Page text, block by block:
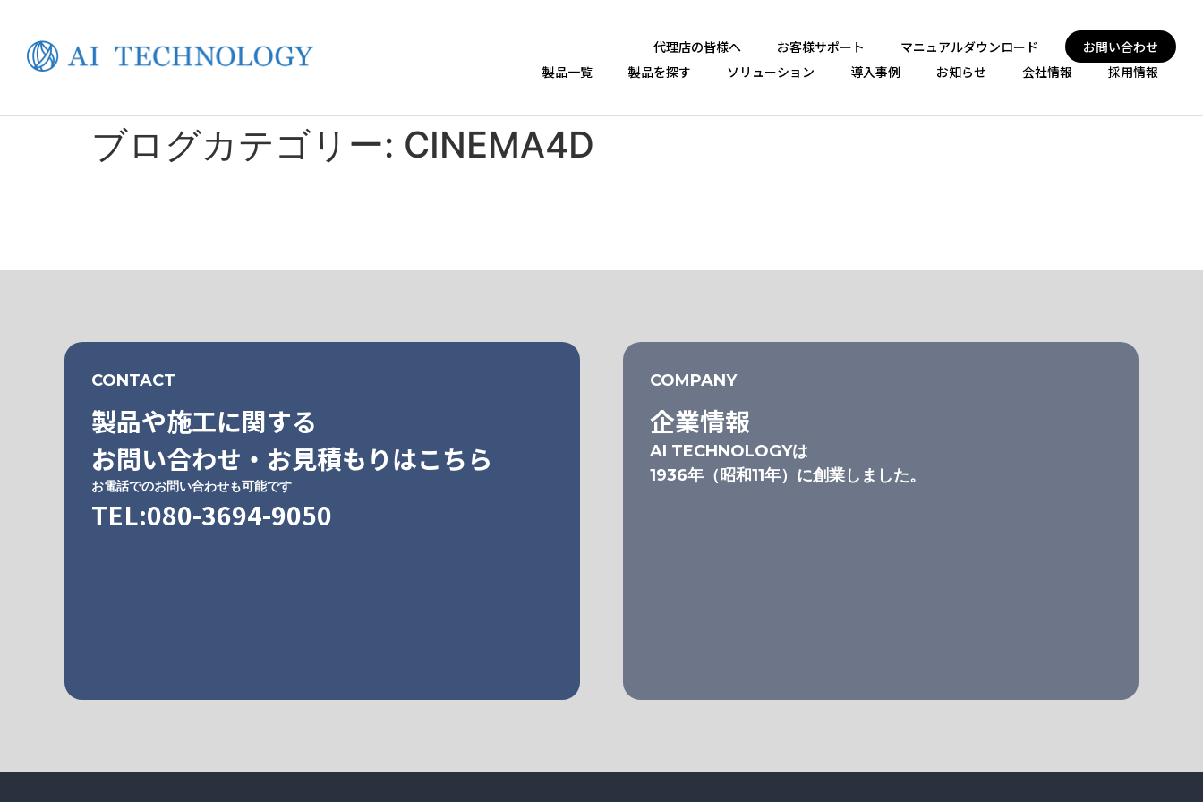
代理店の皆様へ お客様サポート マニュアルダウンロード
お問い合わせ
製品一覧
製品を探す ソリューション 導入事例 お知らせ 会社情報 採用情報
ブログカテゴリー: CINEMA4D
CONTACT
製品や施工に関する
お問い合わせ・お見積もりはこちら
お電話でのお問い合わせも可能です
TEL:080-3694-9050
COMPANY
企業情報
AI TECHNOLOGYは
1936年（昭和11年）に創業しました。